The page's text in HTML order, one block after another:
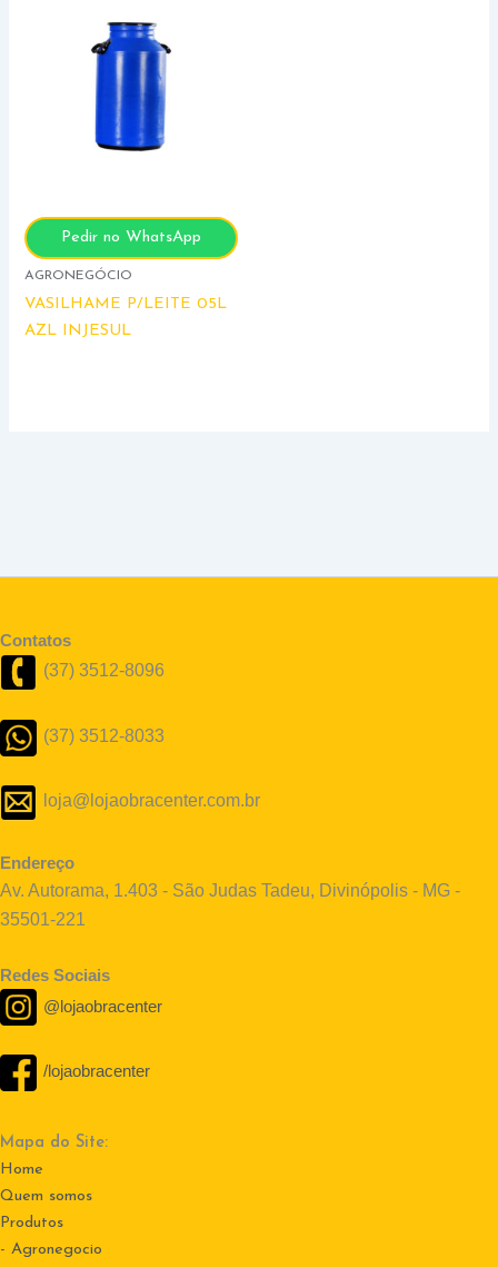
Pedir no WhatsApp
AGRONEGÓCIO
VASILHAME P/LEITE 05L
AZL INJESUL
Contatos
(37) 3512-8096
(37) 3512-8033
loja@lojaobracenter.com.br
Endereço
Av. Autorama, 1.403 - São Judas Tadeu, Divinópolis - MG -
35501-221
Redes Sociais
@lojaobracenter
/lojaobracenter
Mapa do Site:
Home
Quem somos
Produtos
- Agronegocio